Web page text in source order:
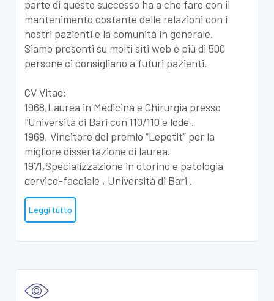
parte di questo successo ha a che fare con il
mantenimento costante delle relazioni con i
nostri pazienti e la comunità in generale.
Siamo presenti su molti siti web e più di 500
persone ci consigliano a futuri pazienti.
CV Vitae:
1968,Laurea in Medicina e Chirurgia presso
l’Università di Bari con 110/110 e lode .
1969, Vincitore del premio “Lepetit” per la
migliore dissertazione di laurea.
1971,Specializzazione in otorino e patologia
cervico-facciale , Università di Bari .
Leggi tutto